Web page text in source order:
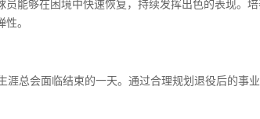
能够在困境中快速恢复，持续发挥出色的表现。
。
总会面临结束的一天。通过合理规划退役后的事